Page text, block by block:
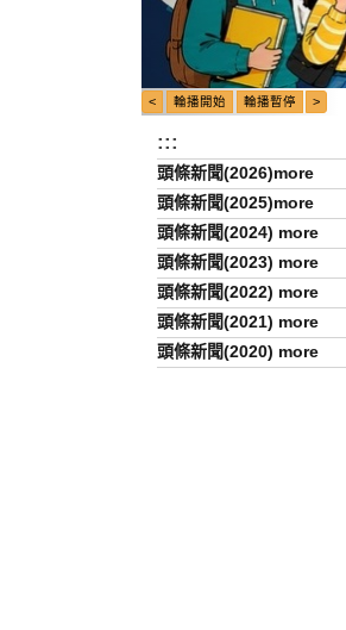
:::
頭條新聞(2026)more
頭條新聞(2025)more
頭條新聞(2024) more
頭條新聞(2023) more
頭條新聞(2022) more
頭條新聞(2021) more
頭條新聞(2020) more